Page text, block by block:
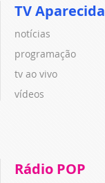
TV Aparecida
notícias
programação
tv ao vivo
vídeos
Rádio POP